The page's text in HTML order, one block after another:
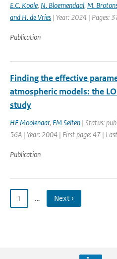
E.C. Koole, N. Bloemendaal, M.
and H. de Vries | Year: 2024 | Pages:
Publication
Finding the effective
atmospheric models: the
study
HE Moolenaar, FM Selten | Status:
56A | Year: 2004 | First page: 47 |
Publication
1 … Next ›